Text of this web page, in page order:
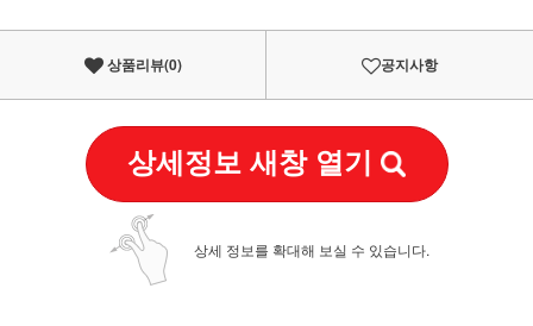
상품리뷰(0) 공지사항
상세정보 새창 열기
상세 정보를 확대해 보실 수 있습니다.